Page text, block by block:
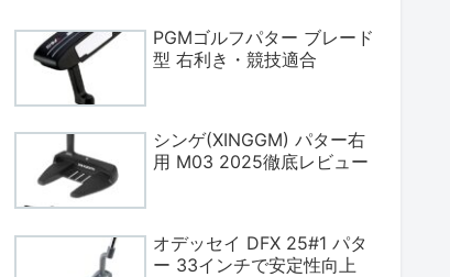
PGMゴルフパター ブレード
型 右利き・競技適合
シンゲ(XINGGM) パター右
用 M03 2025徹底レビュー
オデッセイ DFX 25#1 パタ
ー 33インチで安定性向上